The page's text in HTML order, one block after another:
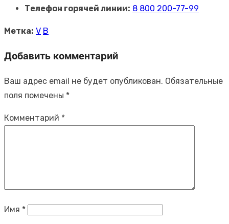
Телефон горячей линии: 8 800 200-77-99
Метка: V В
Добавить комментарий
Ваш адрес email не будет опубликован. Обязательные
поля помечены *
Комментарий *
Имя *